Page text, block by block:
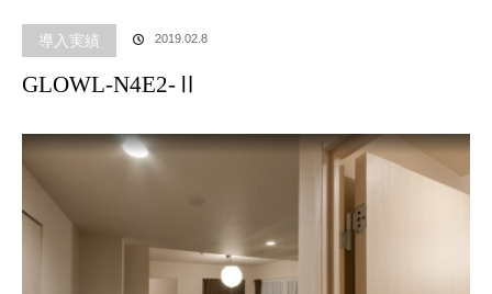
導入実績 2019.02.8
GLOWL-N4E2-Ⅱ